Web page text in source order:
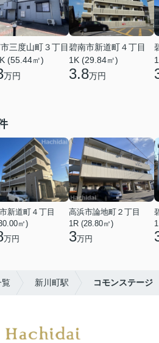
三度山町３丁目
(55.44㎡)
万円
碧南市新道町４丁目
1K (29.84㎡)
3.8万円
新道町４丁目
㎡)
万円
高浜市論地町２丁目
1R (28.80㎡)
3万円
覧 新川町駅 コモンステージ